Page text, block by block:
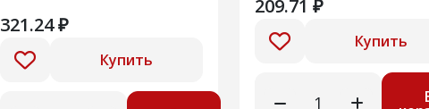
321.24 ₽
Купить
209.71 ₽
Купить